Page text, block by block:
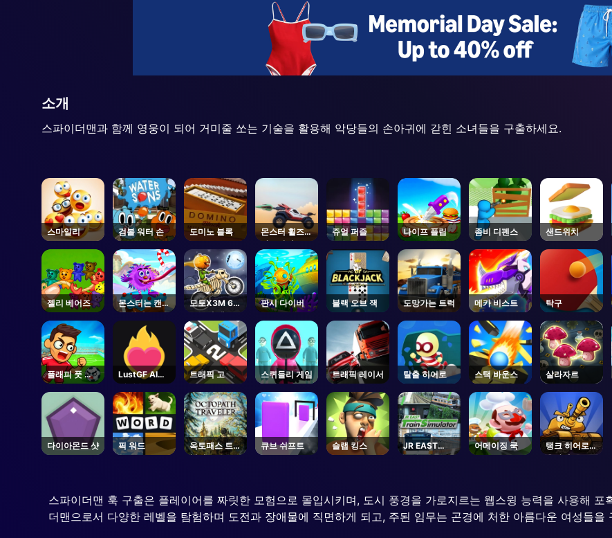
소개
스파이더맨과 함께 영웅이 되어 거미줄 쏘는 기술을 활용해 악당들의 손아귀에 갇힌 소녀들을 구출하세요.
스마일리 검볼 워터 손 도미노 블록
몬스터 휠즈
아포칼립스
쥬얼 퍼즐 나이프 플립 좀비 디펜스 샌드위치
젤리 베어즈
몬스터는 캔디
를 원해
모토X3M 6
스푸키 랜드
판시 다이버 블랙 오브 잭 도망가는 트럭 메카 비스트 탁구
플래피 풋 친
코
LustGF AI
Girlfriend
트래픽 고 스퀴들리 게임 트래픽 레이서 탈출 히어로 스택 바운스 살라자르
다이아몬드 샷 픽 워드
옥토패스 트래
블러 0
0) - Steam
큐브 쉬프트 슬랩 킹스
JR EAST
Train
어메이징 쿡
탱크 히어로
온라인
스파이더맨 훅 구출은 플레이어를 짜릿한 모험으로 몰입시키며, 도시 풍경을 가로지르는 웹스윙 능력을 사용해
더맨으로서 다양한 레벨을 탐험하며 도전과 장애물에 직면하게 되고, 주된 임무는 곤경에 처한 아름다운 여성들을